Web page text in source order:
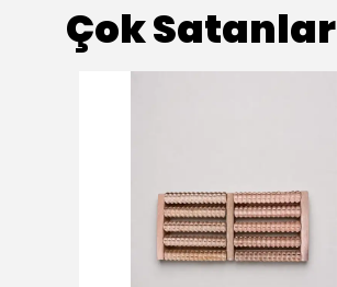
Çok Satanlar